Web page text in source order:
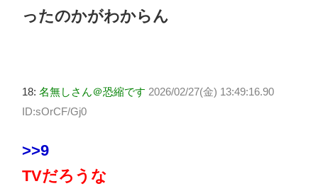
ったのかがわからん
18: 名無しさん＠恐縮です 2026/02/27(金) 13:49:16.90
ID:sOrCF/Gj0
>>9
TVだろうな